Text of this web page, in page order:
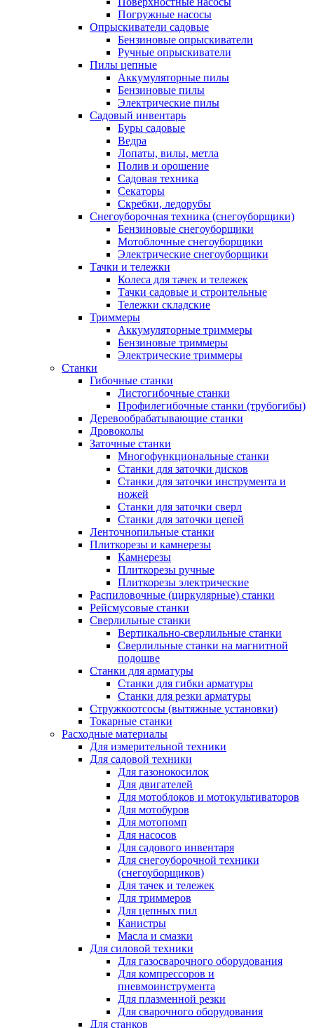
Погружные насосы
Опрыскиватели садовые
Бензиновые опрыскиватели
Ручные опрыскиватели
Пилы цепные
Аккумуляторные пилы
Бензиновые пилы
Электрические пилы
Садовый инвентарь
Буры садовые
Ведра
Лопаты, вилы, метла
Полив и орошение
Садовая техника
Секаторы
Скребки, ледорубы
Снегоуборочная техника (снегоуборщики)
Бензиновые снегоуборщики
Мотоблочные снегоуборщики
Электрические снегоуборщики
Тачки и тележки
Колеса для тачек и тележек
Тачки садовые и строительные
Тележки складские
Триммеры
Аккумуляторные триммеры
Бензиновые триммеры
Электрические триммеры
Станки
Гибочные станки
Листогибочные станки
Профилегибочные станки (трубогибы)
Деревообрабатывающие станки
Дровоколы
Заточные станки
Многофункциональные станки
Станки для заточки дисков
Станки для заточки инструмента и
ножей
Станки для заточки сверл
Станки для заточки цепей
Ленточнопильные станки
Плиткорезы и камнерезы
Камнерезы
Плиткорезы ручные
Плиткорезы электрические
Распиловочные (циркулярные) станки
Рейсмусовые станки
Сверлильные станки
Вертикально-сверлильные станки
Сверлильные станки на магнитной
подошве
Станки для арматуры
Станки для гибки арматуры
Станки для резки арматуры
Стружкоотсосы (вытяжные установки)
Токарные станки
Расходные материалы
Для измерительной техники
Для садовой техники
Для газонокосилок
Для двигателей
Для мотоблоков и мотокультиваторов
Для мотобуров
Для мотопомп
Для насосов
Для садового инвентаря
Для снегоуборочной техники
(снегоуборщиков)
Для тачек и тележек
Для триммеров
Для цепных пил
Канистры
Масла и смазки
Для силовой техники
Для газосварочного оборудования
Для компрессоров и
пневмоинструмента
Для плазменной резки
Для сварочного оборудования
Для станков